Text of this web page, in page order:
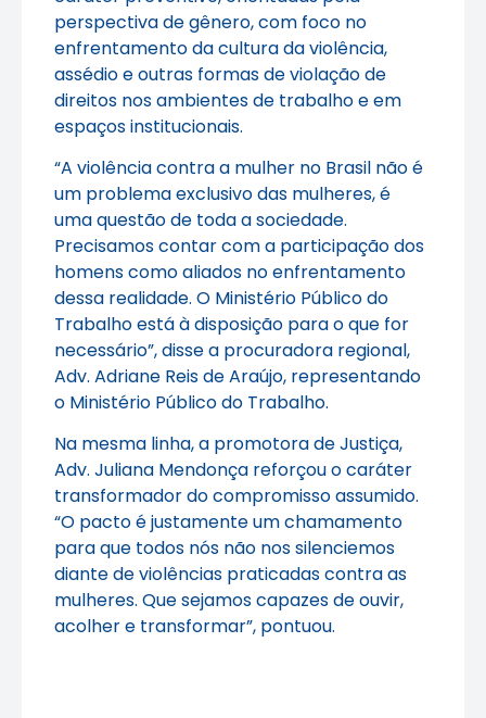
perspectiva de gênero, com foco no
enfrentamento da cultura da violência,
assédio e outras formas de violação de
direitos nos ambientes de trabalho e em
espaços institucionais.
“A violência contra a mulher no Brasil não é
um problema exclusivo das mulheres, é
uma questão de toda a sociedade.
Precisamos contar com a participação dos
homens como aliados no enfrentamento
dessa realidade. O Ministério Público do
Trabalho está à disposição para o que for
necessário”, disse a procuradora regional,
Adv. Adriane Reis de Araújo, representando
o Ministério Público do Trabalho.
Na mesma linha, a promotora de Justiça,
Adv. Juliana Mendonça reforçou o caráter
transformador do compromisso assumido.
“O pacto é justamente um chamamento
para que todos nós não nos silenciemos
diante de violências praticadas contra as
mulheres. Que sejamos capazes de ouvir,
acolher e transformar”, pontuou.